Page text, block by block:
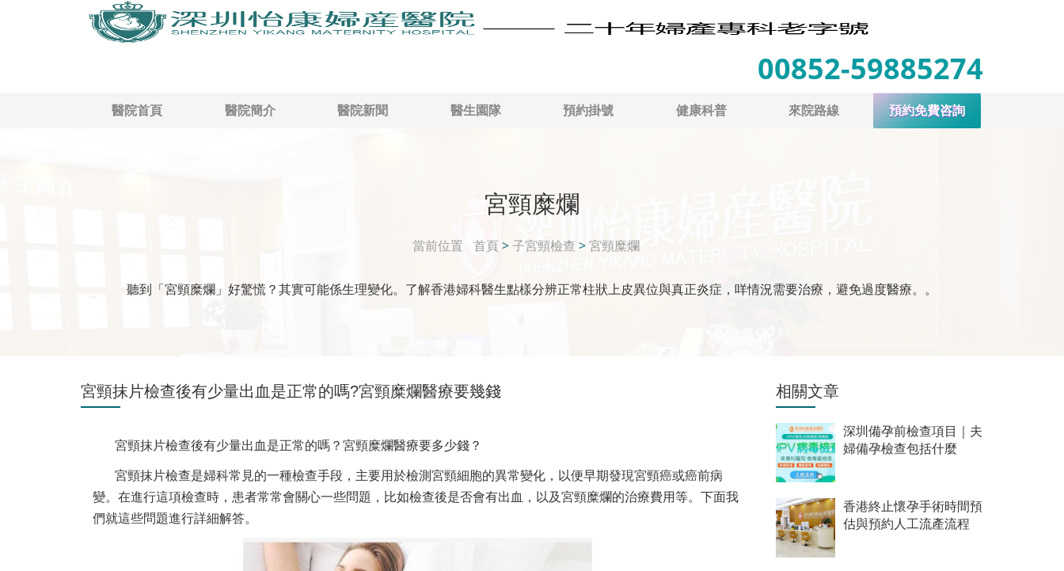
00852-59885274
醫院首頁 醫院簡介 醫院新聞 醫生園隊 預約掛號 健康科普 來院路線 預約免費咨詢
宮頸糜爛
當前位置 首頁>子宮頸檢查 >宮頸糜爛
聽到「宮頸糜爛」好驚慌？其實可能係生理變化。了解香港婦科醫生點樣分辨正常柱狀上皮異位與真正炎症，咩情況需要治療，避免過度醫療。。
宮頸抹片檢查後有少量出血是正常的嗎?宮頸糜爛醫療要幾錢
宮頸抹片檢查後有少量出血是正常的嗎？宮頸糜爛醫療要多少錢？
宮頸抹片檢查是婦科常見的一種檢查手段，主要用於檢測宮頸細胞的異常變化，以便早期發現宮頸癌或癌前病
變。在進行這項檢查時，患者常常會關心一些問題，比如檢查後是否會有出血，以及宮頸糜爛的治療費用等。下面我
們就這些問題進行詳細解答。
相關文章
深圳備孕前檢查項目｜夫
婦備孕檢查包括什麼
香港終止懷孕手術時間預
估與預約人工流產流程